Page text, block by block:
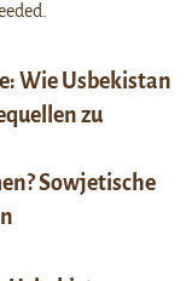
Wie Usbekistan
zu
Sowjetische